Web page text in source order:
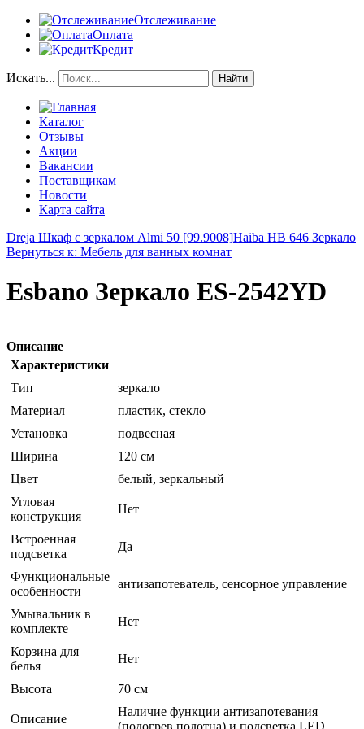
Отслеживание
Оплата
Кредит
Искать... Найти
Каталог
Отзывы
Акции
Вакансии
Поставщикам
Новости
Карта сайта
Dreja Шкаф с зеркалом Almi 50 [99.9008]Haiba HB 646 Зеркало
Вернуться к: Мебель для ванных комнат
Esbano Зеркало ES-2542YD
Описание
Характеристики
Тип
зеркало
Материал
пластик, стекло
Установка
подвесная
Ширина
120 см
Цвет
белый, зеркальный
Угловая
конструкция
Нет
Встроенная
подсветка
Да
Функциональные
особенности
антизапотеватель, сенсорное управление
Умывальник в
комплекте
Нет
Корзина для
белья
Нет
Высота 70 см
Описание
Наличие функции антизапотевания
(подогрев полотна) и подсветка LED